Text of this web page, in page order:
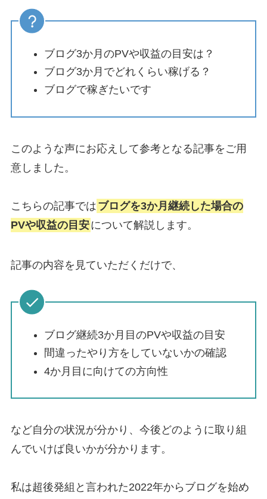
ブログ3か月のPVや収益の目安は？
ブログ3か月でどれくらい稼げる？
ブログで稼ぎたいです
このような声にお応えして参考となる記事をご用
意しました。
こちらの記事では ブログを3か月継続した場合の
PVや収益の目安について解説します。
記事の内容を見ていただくだけで、
ブログ継続3か月目のPVや収益の目安
間違ったやり方をしていないかの確認
4か月目に向けての方向性
など自分の状況が分かり、 今後どのように取り組
んでいけば良いかが分かります。
私は超後発組と言われた2022年からブログを始め